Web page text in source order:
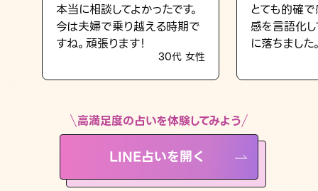
LINE占いを開く
※LINEアプリ内のサービスページへ遷移します
本当に相談してよかったです。
今は夫婦で乗り越える時期で
すね。頑張ります！
30代 女性
とても的確
感を言語化
に落ちました
高満足度の占いを体験してみよう
LINE占いを開く